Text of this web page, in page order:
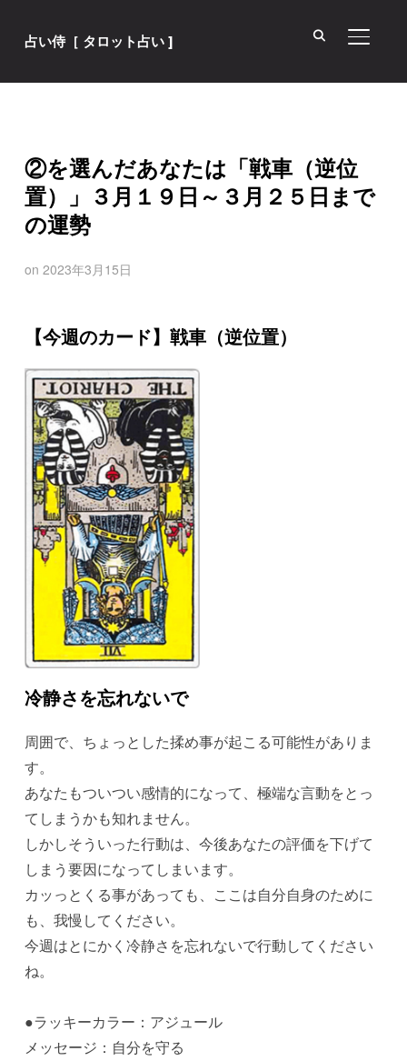
占い侍［ タロット占い ] サイド
②を選んだあなたは「戦車（逆位
置）」３月１９日～３月２５日まで
の運勢
on 2023年3月15日
【今週のカード】戦車（逆位置）
冷静さを忘れないで
周囲で、ちょっとした揉め事が起こる可能性がありま
す。
あなたもついつい感情的になって、極端な言動をとっ
てしまうかも知れません。
しかしそういった行動は、今後あなたの評価を下げて
しまう要因になってしまいます。
カッっとくる事があっても、ここは自分自身のために
も、我慢してください。
今週はとにかく冷静さを忘れないで行動してください
ね。
●ラッキーカラー：アジュール
メッセージ：自分を守る